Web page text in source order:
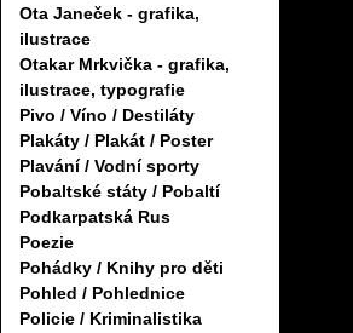
Ota Janeček - grafika,
ilustrace
Otakar Mrkvička - grafika,
ilustrace, typografie
Pivo / Víno / Destiláty
Plakáty / Plakát / Poster
Plavání / Vodní sporty
Pobaltské státy / Pobaltí
Podkarpatská Rus
Poezie
Pohádky / Knihy pro děti
Pohled / Pohlednice
Policie / Kriminalistika